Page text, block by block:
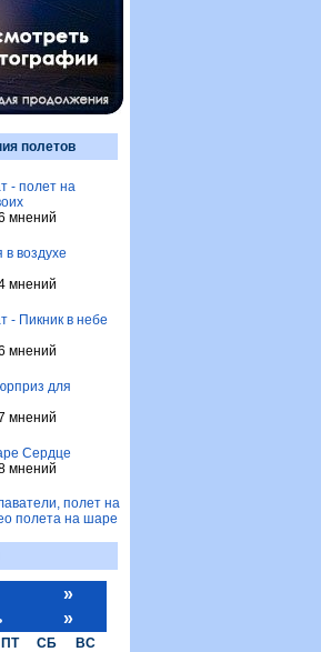
полетов
- полет на
мнений
воздухе
мнений
- Пикник в небе
мнений
для
мнений
Сердце
мнений
»
»
ПТ СБ
ВС